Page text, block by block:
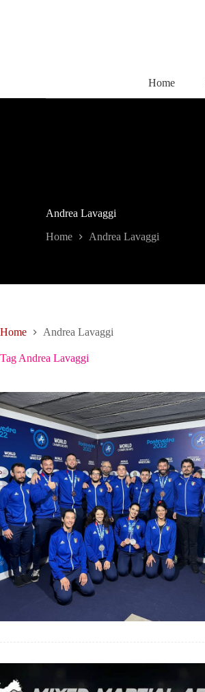
Home
Andrea Lavaggi
Home Andrea Lavaggi
Home Andrea Lavaggi
Tag Andrea Lavaggi